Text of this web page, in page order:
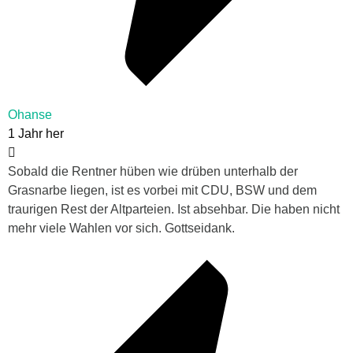
Ohanse
1 Jahr her
Sobald die Rentner hüben wie drüben unterhalb der
Grasnarbe liegen, ist es vorbei mit CDU, BSW und dem
traurigen Rest der Altparteien. Ist absehbar. Die haben nicht
mehr viele Wahlen vor sich. Gottseidank.